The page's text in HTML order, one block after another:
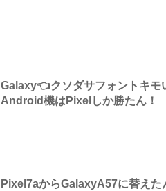
Galaxy👈クソダサフォントキモ
Android機はPixelしか勝たん！
Pixel7aからGalaxyA57に替えた